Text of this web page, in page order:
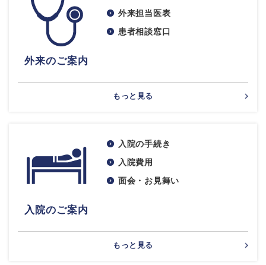
外来のご案内
外来担当医表
患者相談窓口
もっと見る
入院のご案内
入院の手続き
入院費用
面会・お見舞い
もっと見る